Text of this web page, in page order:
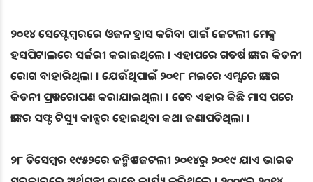
୨୦୧୪ ସେପ୍ଟେମ୍ବରରେ ଓଜନ ହ୍ରାସ କରିବା ପାଇଁ ଜେଟଲୀ ମେକ୍ସ
ହସପିଟାଲରେ ସର୍ଜରୀ କରାଇଥିଲେ । ଏହାପରେ ଗତବର୍ଷ ତାଙ୍କର କିଡନୀ
ରୋଗ ବାହାରିଥିଲା । ଯେଉଁଥିପାଇଁ ୨୦୧୮ ମଇରେ ଏମ୍ସରେ ତାଙ୍କର
କିଡନୀ ପ୍ରତ୍ୟାରୋପଣ କରାଯାଇଥିଲା । ତେବେ ଏହାର କିଛି ମାସ ପରେ
ତାଙ୍କର ସଫ୍ଟ ଟିସ୍ୟୁ କାନ୍ସର ହୋଇଥିବା କଥା ଜଣାପଡିଥିଲା ।
୨୮ ଡିସେମ୍ବର ୧୯୫୨ରେ ଜନ୍ମିତ ଜେଟଲୀ ୨୦୧୪ରୁ ୨୦୧୯ ଯାଏ ଭାରତ